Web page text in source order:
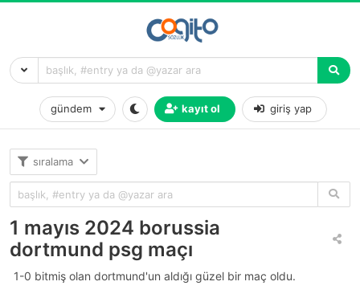
gündem kayıt ol giriş yap
sıralama
1 mayıs 2024 borussia
dortmund psg maçı
1-0 bitmiş olan dortmund'un aldığı güzel bir maç oldu.